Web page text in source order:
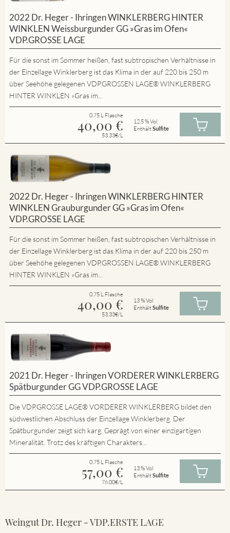
2022 Dr. Heger - Ihringen WINKLERBERG HINTER
WINKLEN Weissburgunder GG »Gras im Ofen«
VDP.GROSSE LAGE
Für die sonst im Sommer heißen, fast subtropischen Verhältnisse in
der Einzellage Winklerberg ist das Klima in der auf 220 bis 250 m
über Seehöhe gelegenen VDP.GROSSEN LAGE® WINKLERBERG
HINTER WINKLEN »Gras im...
0.75 L Flasche
40,00 €
53.33€/L
12.5 % Vol
EnthältSulfite
2022 Dr. Heger - Ihringen WINKLERBERG HINTER
WINKLEN Grauburgunder GG »Gras im Ofen«
VDP.GROSSE LAGE
Für die sonst im Sommer heißen, fast subtropischen Verhältnisse in
der Einzellage Winklerberg ist das Klima in der auf 220 bis 250 m
über Seehöhe gelegenen VDP.GROSSEN LAGE® WINKLERBERG
HINTER WINKLEN »Gras im...
0.75 L Flasche
40,00 €
53.33€/L
13 % Vol
EnthältSulfite
2021 Dr. Heger - Ihringen VORDERER WINKLERBERG
Spätburgunder GG VDP.GROSSE LAGE
Die VDP.GROSSE LAGE® VORDERER WINKLERBERG bildet den
südwestlichen Abschluss der Einzellage Winklerberg. Der
Spätburgunder zeigt sich karg. Geprägt von einer einzigartigen
Mineralität. Trotz des kräftigen Charakters...
0.75 L Flasche
57,00 €
76.00€/L
13 % Vol
EnthältSulfite
Weingut Dr. Heger - VDP.ERSTE LAGE